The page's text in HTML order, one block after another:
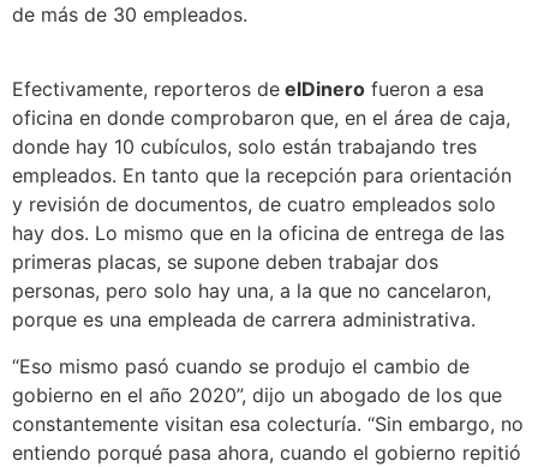
de más de 30 empleados.
Efectivamente, reporteros de elDinero fueron a esa
oficina en donde comprobaron que, en el área de caja,
donde hay 10 cubículos, solo están trabajando tres
empleados. En tanto que la recepción para orientación
y revisión de documentos, de cuatro empleados solo
hay dos. Lo mismo que en la oficina de entrega de las
primeras placas, se supone deben trabajar dos
personas, pero solo hay una, a la que no cancelaron,
porque es una empleada de carrera administrativa.
“Eso mismo pasó cuando se produjo el cambio de
gobierno en el año 2020”, dijo un abogado de los que
constantemente visitan esa colecturía. “Sin embargo, no
entiendo porqué pasa ahora, cuando el gobierno repitió